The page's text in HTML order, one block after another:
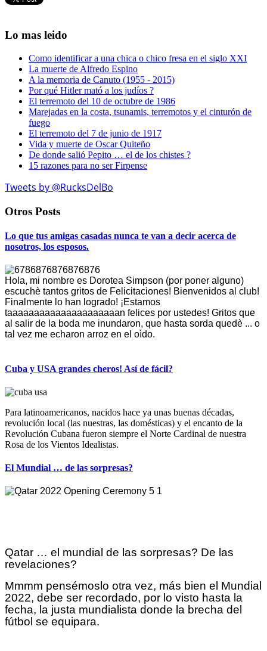
Lo mas leido
Como identificar a una chica o chico fresa en el siglo XXI
La muerte de Alfredo Espino
A la memoria de Canuto (1955 - 2015)
Por qué Hitler mató a los judíos ?
El terremoto del 10 de octubre de 1986
Marejadas en la costa, tsunamis, terremotos y el cinturón de
fuego
El terremoto del 7 de junio de 1917
Vida y muerte de Oscar Quiteño
De donde salió Pepito … el de los chistes ?
15 razones para no ser Firpense
Tweets by @RucksDelBo
Otros Posts
Lo que tus amigas casadas nunca te van a decir acerca de
nosotros, los esposos.
Hola, mi nombre es Dorotea Simpson (por poner alguno)
escuchè tantos gritos de Felicitaciones! Bienvenidos al club!
Finalmente lo han logrado! ¡Estamos
taaaaaaaaaaaaaaaaaaaaan felices por ustedes! Gritos que
al salir de la boda me inundaron, que hasta sorda quedè ... o
tal vez me echaron arroz en el oìdo.
Cuba y USA grandes cheros! Así de fácil?
Para latinoamericanos, nacidos hace ya unas buenas décadas,
revolución local (las nuestras, las domésticas) y el encanto de la
Revolución Cubana fueron siempre el Norte Cardinal de nuestra
Rosa de los Vientos Idealistas.
El Mundial … de las sorpresas?
Qatar … el mundial de las sorpresas? De las
revelaciones?
Mmmm pensémoslo otra vez, más bien el Mundial
2022, debe ser recordado, por lo visto hasta la
fecha, la justa mundialista donde la brecha del
fútbol se equipara.